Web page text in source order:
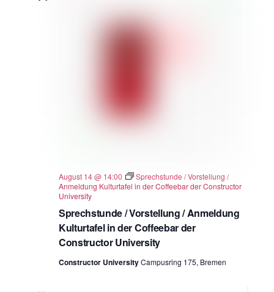
Sprechstunde / Vorstellung / Anmeldung
Kulturtafel in der Coffeebar der
Constructor University
August 14 @ 14:00
Sprechstunde / Vorstellung /
Anmeldung Kulturtafel in der Coffeebar der Constructor
University
Constructor UniversityCampusring 175, Bremen